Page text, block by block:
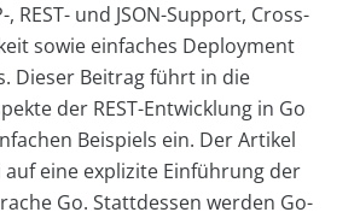
REST- und JSON-Support, Cross-
sowie einfaches Deployment
Dieser Beitrag führt in die
der REST-Entwicklung in Go
Beispiels ein. Der Artikel
eine explizite Einführung der
Go. Stattdessen werden Go-